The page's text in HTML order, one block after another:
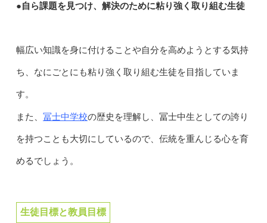
●自ら課題を見つけ、解決のために粘り強く取り組む生徒
幅広い知識を身に付けることや自分を高めようとする気持
ち、なにごとにも粘り強く取り組む生徒を目指していま
す。
また、 冨士中学校の歴史を理解し、冨士中生としての誇り
を持つことも大切にしているので、伝統を重んじる心を育
めるでしょう。
生徒目標と教員目標